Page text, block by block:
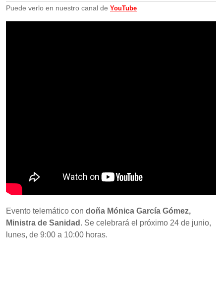
Puede verlo en nuestro canal de YouTube
Evento telemático con doña Mónica García Gómez,
Ministra de Sanidad . Se celebrará el próximo 24 de junio,
lunes, de 9:00 a 10:00 horas.